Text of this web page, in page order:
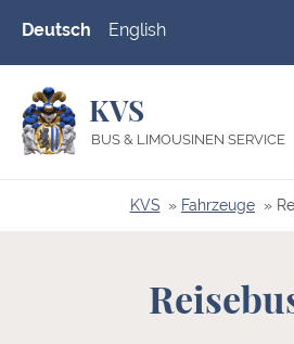
Deutsch English
KVS
BUS & LIMOUSINEN SERVICE
KVS Fahrzeuge